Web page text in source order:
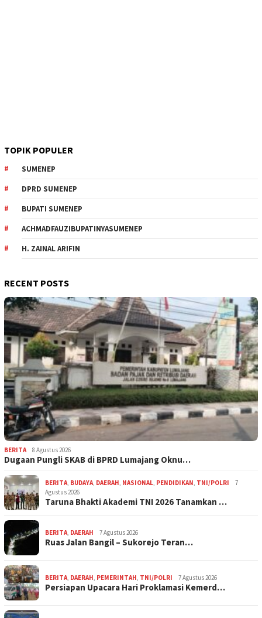
TOPIK POPULER
SUMENEP
DPRD SUMENEP
BUPATI SUMENEP
ACHMADFAUZIBUPATINYASUMENEP
H. ZAINAL ARIFIN
RECENT POSTS
BERITA 8 Agustus 2026
Dugaan Pungli SKAB di BPRD Lumajang Oknu…
BERITA, BUDAYA, DAERAH, NASIONAL, PENDIDIKAN, TNI/POLRI
7
Agustus 2026
Taruna Bhakti Akademi TNI 2026 Tanamkan …
BERITA, DAERAH 7 Agustus 2026
Ruas Jalan Bangil – Sukorejo Teran…
BERITA, DAERAH, PEMERINTAH, TNI/POLRI 7 Agustus 2026
Persiapan Upacara Hari Proklamasi Kemerd…